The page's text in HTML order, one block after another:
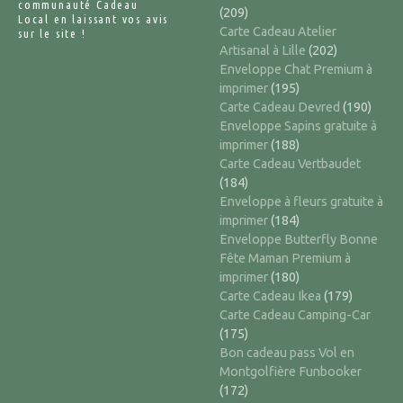
communauté Cadeau
Local en laissant vos avis
sur le site !
(209)
Carte Cadeau Atelier
Artisanal à Lille (202)
Enveloppe Chat Premium à
imprimer(195)
Carte Cadeau Devred (190)
Enveloppe Sapins gratuite à
imprimer(188)
Carte Cadeau Vertbaudet
(184)
Enveloppe à fleurs gratuite à
imprimer(184)
Enveloppe Butterfly Bonne
Fête Maman Premium à
imprimer(180)
Carte Cadeau Ikea (179)
Carte Cadeau Camping-Car
(175)
Bon cadeau pass Vol en
Montgolfière Funbooker
(172)